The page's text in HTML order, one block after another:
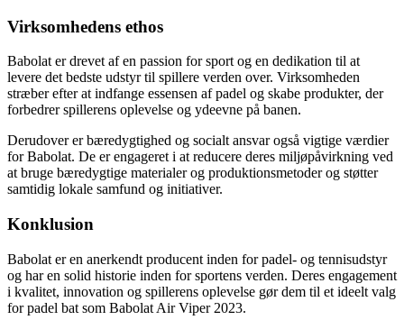
Virksomhedens ethos
Babolat er drevet af en passion for sport og en dedikation til at
levere det bedste udstyr til spillere verden over. Virksomheden
stræber efter at indfange essensen af padel og skabe produkter, der
forbedrer spillerens oplevelse og ydeevne på banen.
Derudover er bæredygtighed og socialt ansvar også vigtige værdier
for Babolat. De er engageret i at reducere deres miljøpåvirkning ved
at bruge bæredygtige materialer og produktionsmetoder og støtter
samtidig lokale samfund og initiativer.
Konklusion
Babolat er en anerkendt producent inden for padel- og tennisudstyr
og har en solid historie inden for sportens verden. Deres engagement
i kvalitet, innovation og spillerens oplevelse gør dem til et ideelt valg
for padel bat som Babolat Air Viper 2023.